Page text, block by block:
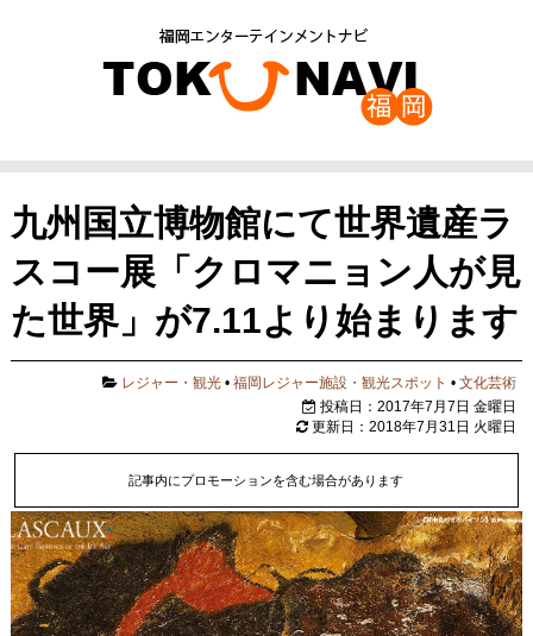
九州国立博物館にて世界遺産ラ
スコー展「クロマニョン人が見
た世界」が7.11より始まります
レジャー・観光 •福岡レジャー施設・観光スポット •文化芸術
投稿日：2017年7月7日 金曜日
更新日：2018年7月31日 火曜日
記事内にプロモーションを含む場合があります